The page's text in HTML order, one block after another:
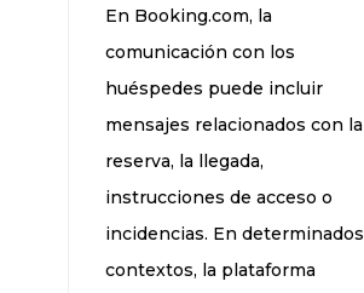
En Booking.com, la
comunicación con los
huéspedes puede incluir
mensajes relacionados con la
reserva, la llegada,
instrucciones de acceso o
incidencias. En determinados
contextos, la plataforma